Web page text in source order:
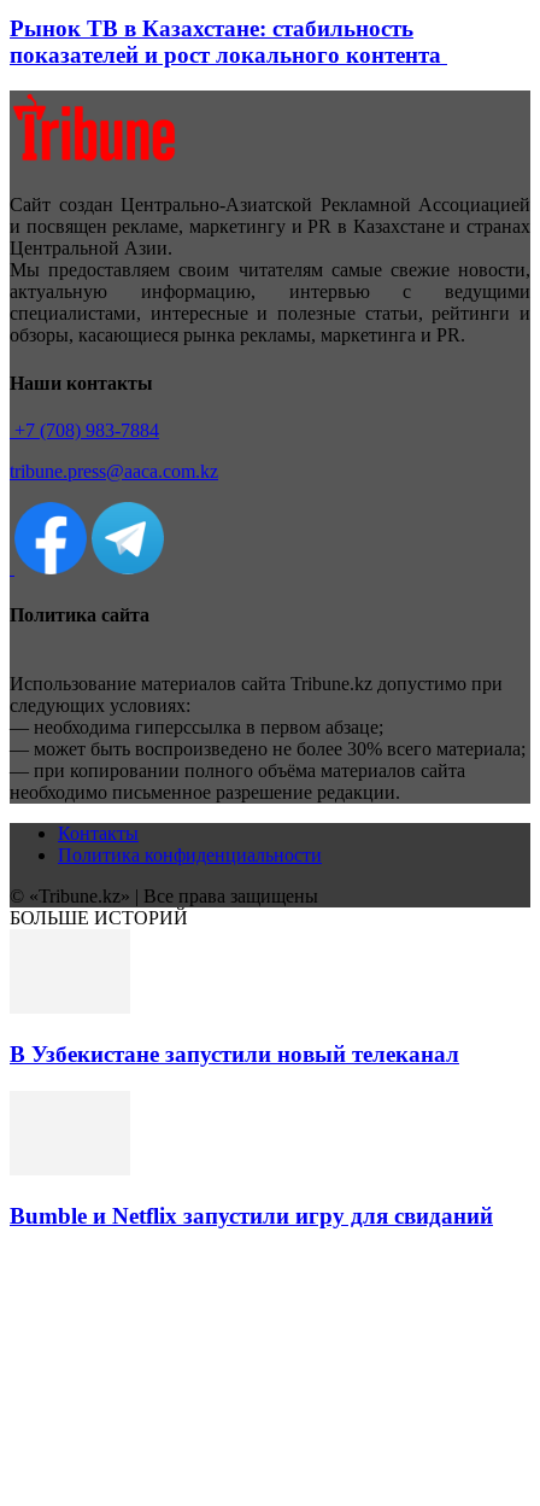
Рынок ТВ в Казахстане: стабильность
показателей и рост локального контента
Сайт создан Центрально-Азиатской Рекламной Ассоциацией
и посвящен рекламе, маркетингу и PR в Казахстане и странах
Центральной Азии.
Мы предоставляем своим читателям самые свежие новости,
актуальную информацию, интервью с ведущими
специалистами, интересные и полезные статьи, рейтинги и
обзоры, касающиеся рынка рекламы, маркетинга и PR.
Наши контакты
+7 (708) 983-7884
tribune.press@aaca.com.kz
Политика сайта
Использование материалов сайта Tribune.kz допустимо при
следующих условиях:
— необходима гиперссылка в первом абзаце;
— может быть воспроизведено не более 30% всего материала;
— при копировании полного объёма материалов сайта
необходимо письменное разрешение редакции.
Контакты
Политика конфиденциальности
© «Tribune.kz» | Все права защищены
БОЛЬШЕ ИСТОРИЙ
В Узбекистане запустили новый телеканал
Bumble и Netflix запустили игру для свиданий